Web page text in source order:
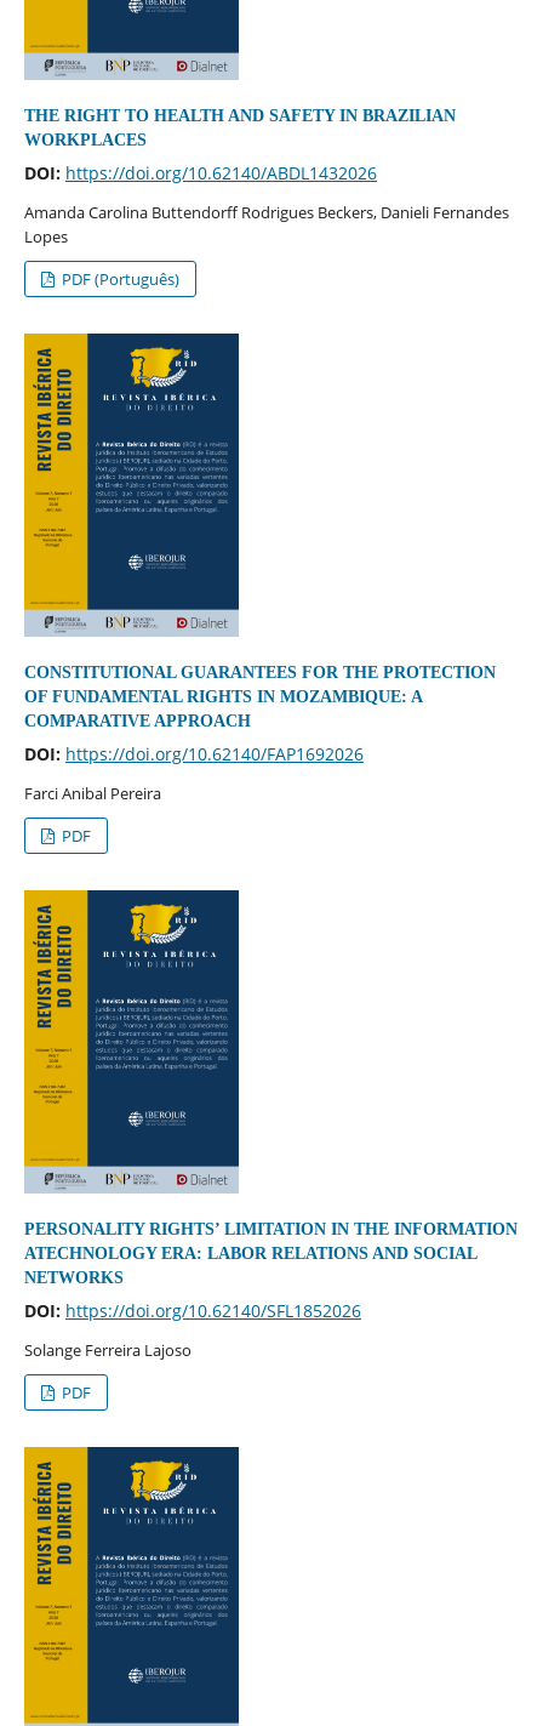
THE RIGHT TO HEALTH AND SAFETY IN BRAZILIAN
WORKPLACES
DOI: https://doi.org/10.62140/ABDL1432026
Amanda Carolina Buttendorff Rodrigues Beckers, Danieli Fernandes
Lopes
PDF (Português)
CONSTITUTIONAL GUARANTEES FOR THE PROTECTION
OF FUNDAMENTAL RIGHTS IN MOZAMBIQUE: A
COMPARATIVE APPROACH
DOI: https://doi.org/10.62140/FAP1692026
Farci Anibal Pereira
PDF
PERSONALITY RIGHTS’ LIMITATION IN THE INFORMATION
ATECHNOLOGY ERA: LABOR RELATIONS AND SOCIAL
NETWORKS
DOI: https://doi.org/10.62140/SFL1852026
Solange Ferreira Lajoso
PDF